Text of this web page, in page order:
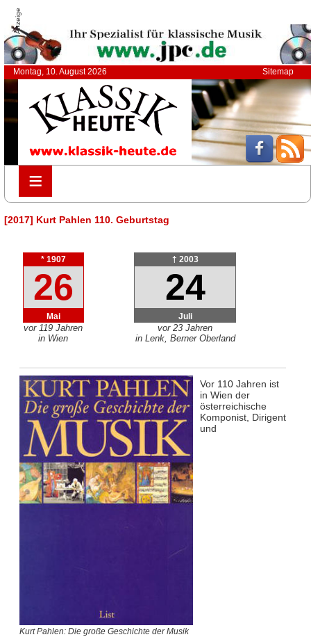
Anzeige
Montag, 10. August 2026 Sitemap
≡
≡
[2017] Kurt Pahlen 110. Geburtstag
* 1907
26
Mai
vor 119 Jahren
in Wien
† 2003
24
Juli
vor 23 Jahren
in Lenk, Berner Oberland
Kurt Pahlen: Die große Geschichte der Musik
Vor 110 Jahren ist
in Wien der
österreichische
Komponist, Dirigent
und